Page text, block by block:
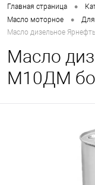
Главная страница •
Масло моторное •
Масло дизельное
Масло
М10ДМ